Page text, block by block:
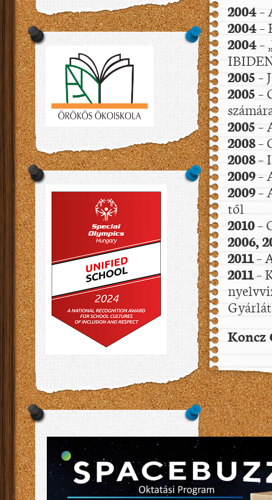
2004–
2004–
2004–
2005–
2005–
2005–
2008–
2008–
2009–
2009–
től
2010–
2006,
2011–
2011–
Koncz